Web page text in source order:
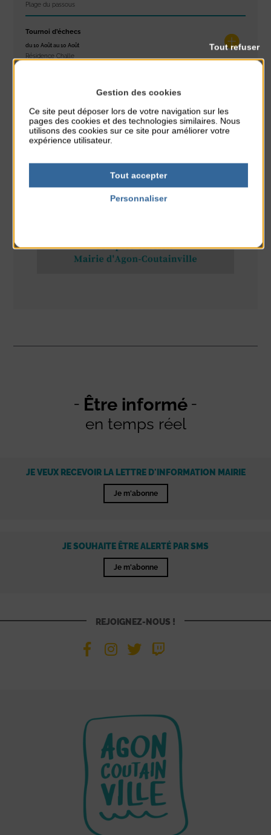
Plage du passous
Tournoi d’échecs
du 10 Août au 10 Août
Résidence Challe
Plage du passous
Être informé
en temps réel
JE VEUX RECEVOIR LA LETTRE D'INFORMATION MAIRIE
Je m'abonne
JE SOUHAITE ÊTRE ALERTÉ PAR SMS
Je m'abonne
REJOIGNEZ-NOUS !
Gestion des cookies
Ce site peut déposer lors de votre navigation sur les
pages des cookies et des technologies similaires. Nous
utilisons des cookies sur ce site pour améliorer votre
expérience utilisateur.
Tout accepter
Tout refuser
Personnaliser